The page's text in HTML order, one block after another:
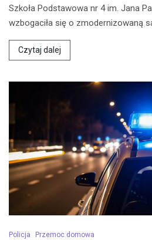
Szkoła Podstawowa nr 4 im. Jana
wzbogaciła się o zmodernizowaną
Czytaj dalej
Policja Przemoc domowa